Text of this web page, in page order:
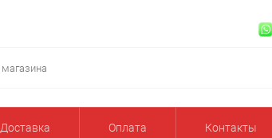
Доставка Оплата Контакты